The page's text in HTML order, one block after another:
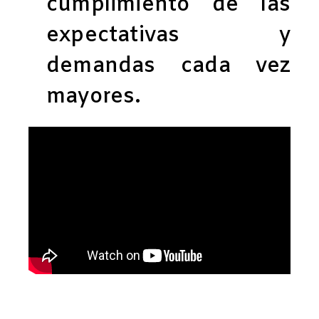
expectativas y
demandas cada vez
mayores.